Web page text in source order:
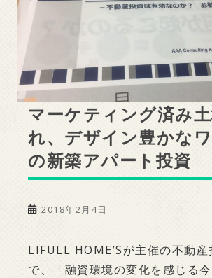
マーケティング済み
れ、デザイン豊かな
の新築アパート投資
2018年2月4日
LIFULL HOME’Sが主催の不動
で、「融資環境の変化を感じる今